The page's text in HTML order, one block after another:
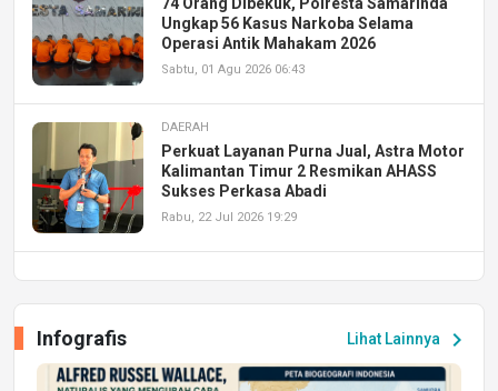
Ungkap 56 Kasus Narkoba Selama
Operasi Antik Mahakam 2026
Sabtu, 01 Agu 2026 06:43
DAERAH
Perkuat Layanan Purna Jual, Astra Motor
Kalimantan Timur 2 Resmikan AHASS
Sukses Perkasa Abadi
Rabu, 22 Jul 2026 19:29
Peluang Kerja dan Magang
Jumat, 17 Jul 2026 22:30
Lihat Lainnya chevron_right
Infografis